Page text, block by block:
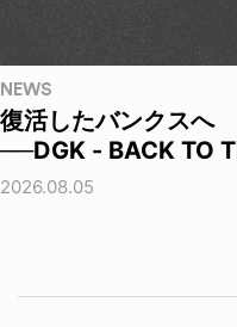
NEWS
復活したバンクスへ
──DGK - BACK TO
2026.08.05